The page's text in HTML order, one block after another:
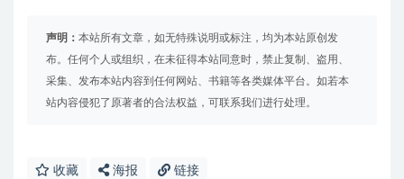
声明： 本站所有文章，如无特殊说明或标注，均为本站原创发
布。任何个人或组织，在未征得本站同意时，禁止复制、盗用、
采集、发布本站内容到任何网站、书籍等各类媒体平台。如若本
站内容侵犯了原著者的合法权益，可联系我们进行处理。
收藏 海报 链接